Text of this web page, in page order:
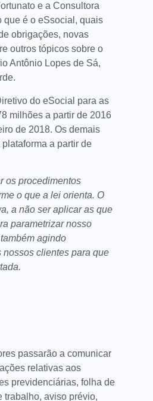
e a Consultora
que é o eSsocial, quais
obrigações, novas
outros tópicos sobre o
Antônio Lopes de Sá,
do eSocial para as
milhões a partir de 2016
de 2018. Os demais
a partir de
os procedimentos
o que a lei orienta. O
a não ser aplicar as que
parametrizar nosso
agindo
clientes para que
passarão a comunicar
relativas aos
previdenciárias, folha de
trabalho, aviso prévio,